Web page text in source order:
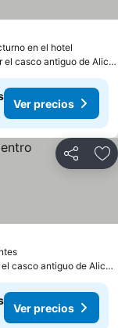
en el hotel
el casco antiguo de
Ver precios
Compartir
Ver precios
casco antiguo de
Ver precios